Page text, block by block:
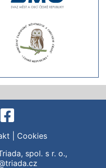
Cookies
spol. s r. o.,